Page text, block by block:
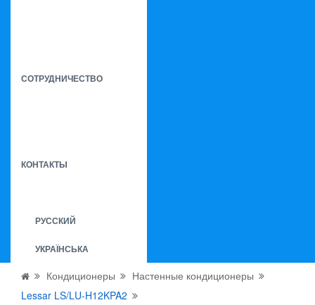
СОТРУДНИЧЕСТВО
КОНТАКТЫ
РУССКИЙ
УКРАЇНСЬКА
Кондиционеры
Настенные кондиционеры
Lessar LS/LU-H12KPA2